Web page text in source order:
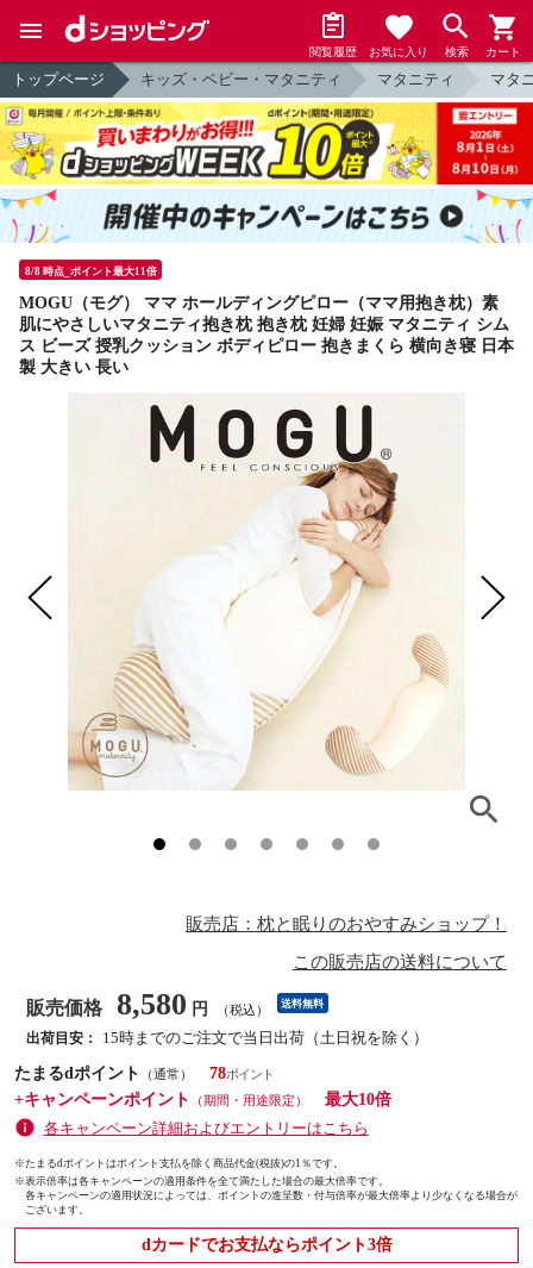
閲覧履歴 お気に入り 検索 カート
トップページ キッズ・ベビー・マタニティ マタニティ マタ
8/8 時点_ポイント最大11倍
MOGU（モグ） ママ ホールディングピロー（ママ用抱き枕）素
肌にやさしいマタニティ抱き枕 抱き枕 妊婦 妊娠 マタニティ シム
ス ビーズ 授乳クッション ボディピロー 抱きまくら 横向き寝 日本
製 大きい 長い
販売店：枕と眠りのおやすみショップ！
この販売店の送料について
販売価格 8,580 円 （税込） 送料無料
出荷目安：
15時までのご注文で当日出荷（土日祝を除く）
たまるdポイント
（通常）
78
+キャンペーンポイント
（期間・用途限定）
最大10倍
各キャンペーン詳細およびエントリーはこちら
※たまるdポイントはポイント支払を除く商品代金(税抜)の1％です。
※表示倍率は各キャンペーンの適用条件を全て満たした場合の最大倍率です。
各キャンペーンの適用状況によっては、ポイントの進呈数・付与倍率が最大倍率より少なくなる場合が
ございます。
dカードでお支払ならポイント3倍